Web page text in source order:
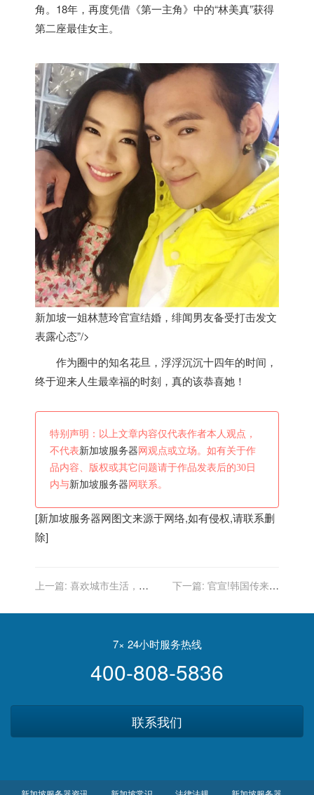
角。18年，再度凭借《第一主角》中的“林美真”获得
第二座最佳女主。
新加坡一姐林慧玲官宣结婚，绯闻男友备受打击发文
表露心态”/>
作为圈中的知名花旦，浮浮沉沉十四年的时间，
终于迎来人生最幸福的时刻，真的该恭喜她！
特别声明：以上文章内容仅代表作者本人观点，
不代表新加坡服务器 网观点或立场。如有关于作
品内容、版权或其它问题请于作品发表后的30日
内与新加坡服务器 网联系。
[新加坡服务器网图文来源于网络,如有侵权,请联系删
除]
上一篇: 喜欢城市生活，犀
下一篇: 官宣!韩国传来消
加盟新加坡的球队
7× 24小时服务热线
400-808-5836
联系我们